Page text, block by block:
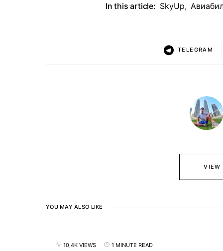
In this article: SkyUp,
TELEGRAM
VIEW
YOU MAY ALSO LIKE
10,4K VIEWS 1 MINUTE READ